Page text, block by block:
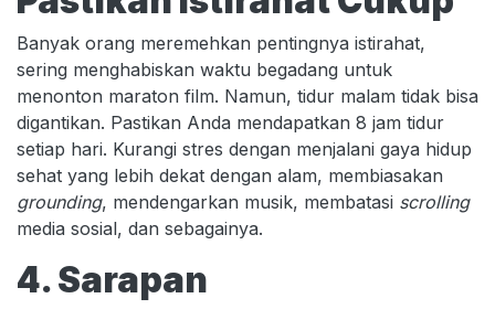
Banyak orang meremehkan pentingnya istirahat,
sering menghabiskan waktu begadang untuk
menonton maraton film. Namun, tidur malam tidak bisa
digantikan. Pastikan Anda mendapatkan 8 jam tidur
setiap hari. Kurangi stres dengan menjalani gaya hidup
sehat yang lebih dekat dengan alam, membiasakan
grounding, mendengarkan musik, membatasi scrolling
media sosial, dan sebagainya.
4. Sarapan